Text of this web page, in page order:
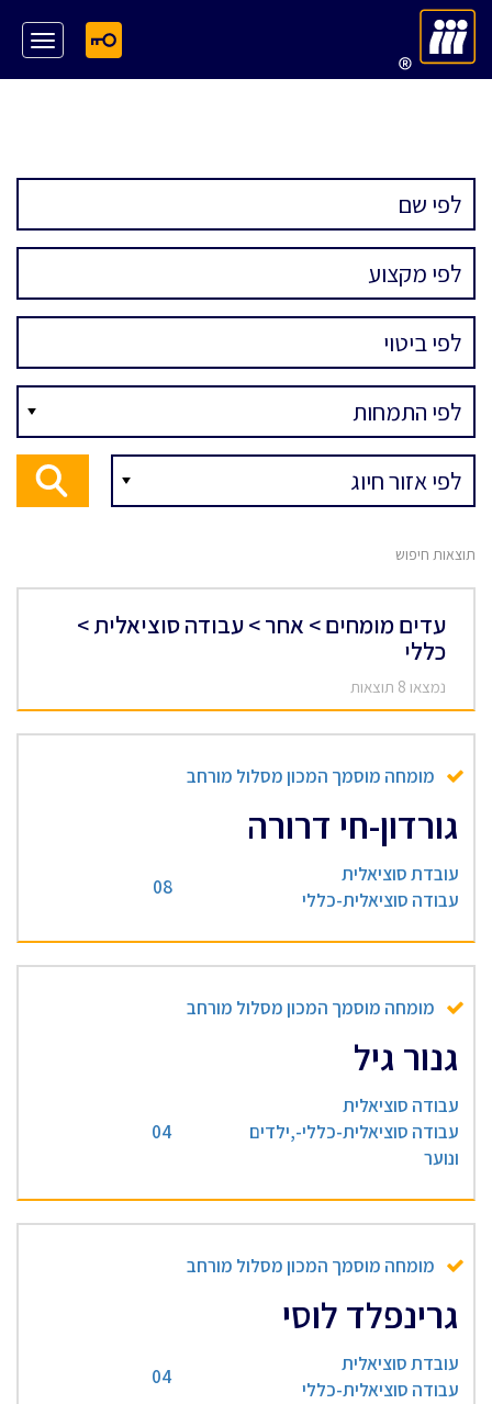
תוצאות חיפוש
עדים מומחים > אחר > עבודה סוציאלית >
כללי
נמצאו 8 תוצאות
מומחה מוסמך המכון מסלול מורחב
גורדון-חי דרורה
עובדת סוציאלית
עבודה סוציאלית-כללי
08
מומחה מוסמך המכון מסלול מורחב
גנור גיל
עבודה סוציאלית
עבודה סוציאלית-כללי-,ילדים
ונוער
04
מומחה מוסמך המכון מסלול מורחב
גרינפלד לוסי
עובדת סוציאלית
עבודה סוציאלית-כללי
04